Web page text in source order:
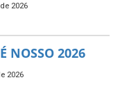
2026
NOSSO 2026
2026